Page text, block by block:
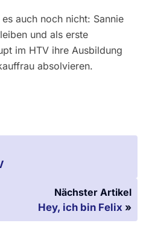
auch noch nicht: Sannie
und als erste
im HTV ihre Ausbildung
absolvieren.
Nächster Artikel
Hey, ich bin Felix »